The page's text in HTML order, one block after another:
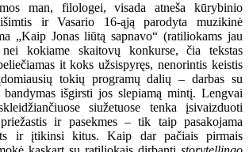
man, filologei, visada atneša kūrybinio
ir Vasario 16-ąją parodyta muzikinė
„Kaip Jonas liūtą sapnavo“ (ratiliokams jau
kokiame skaitovų konkurse, čia tekstas
it koks užsispyręs, nenorintis keistis
tokių programų dalių – darbas su
išgirsti jos slepiamą mintį. Lengvai
siužetuose tenka įsivaizduoti
ir pasekmes – tik taip pasakojama
ir įtikinsi kitus. Kaip dar pačiais pirmais